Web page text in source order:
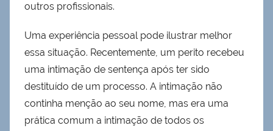
outros profissionais.
Uma experiência pessoal pode ilustrar melhor
essa situação. Recentemente, um perito recebeu
uma intimação de sentença após ter sido
destituído de um processo. A intimação não
continha menção ao seu nome, mas era uma
prática comum a intimação de todos os